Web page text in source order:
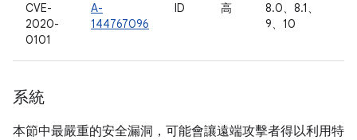
CVE-
2020-
0101
A-
144767096
ID 高
8.0、8.1、
9、10
系統
本節中最嚴重的安全漏洞，可能會讓遠端攻擊者得以利用特